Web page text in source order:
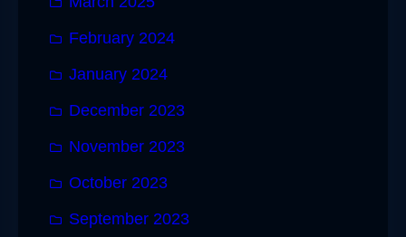
February 2024
January 2024
December 2023
November 2023
October 2023
September 2023